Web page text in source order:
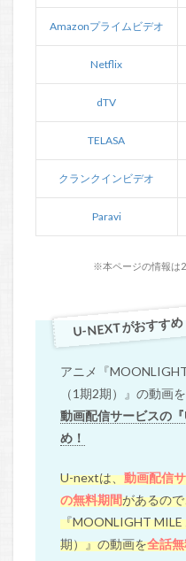
Amazonプライムビデオ
Netflix
dTV
TELASA
クランクインビデオ
Paravi
※本ページの情報は
U-NEXTがおすすめ
アニメ『
（1期2期）』の動画
動画配信サービスの
め！
U-nextは、動画配信
の無料期間があるの
『MOONLIGHT MILE
期）』の動画を全話